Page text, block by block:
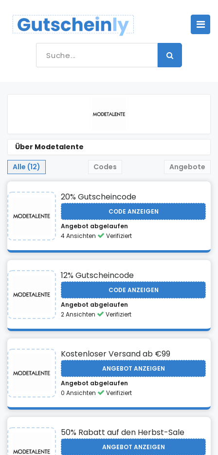
Über Modetalente
Alle (12) Codes Angebote
20% Gutscheincode
CODE ANZEIGEN
Angebot abgelaufen
4 Ansichten
Verifiziert
12% Gutscheincode
CODE ANZEIGEN
Angebot abgelaufen
2 Ansichten
Verifiziert
Kostenloser Versand ab €99
ANGEBOT ANZEIGEN
Angebot abgelaufen
0 Ansichten
Verifiziert
50% Rabatt auf den Herbst-Sale
ANGEBOT ANZEIGEN